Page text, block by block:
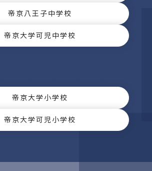
帝京八王子中学校
帝京大学可児中学校
帝京大学小学校
帝京大学可児小学校